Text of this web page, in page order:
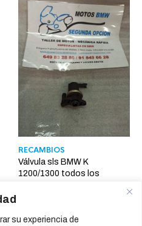
su experiencia de
RECAMBIOS
Válvula sls BMW K
1200/1300 todos los